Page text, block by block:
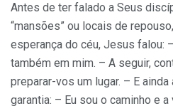
Antes de ter falado a Seus
“mansões” ou locais de
esperança do céu, Jesus falou:
também em mim. – A seguir,
preparar-vos um lugar. – E
garantia: – Eu sou o caminho e